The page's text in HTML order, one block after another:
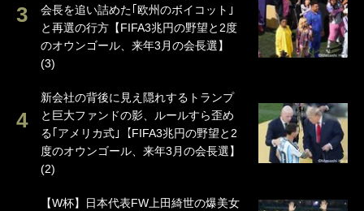
会長を追い詰めた｢欧州のボイコット｣
と再選の行方【FIFA3兆円の野望と2度
のオウンゴール、来年3月の会長選】
(3)
新会社の背後に見え隠れするトランプ
と巨大ファンドの影、ルールすら歪め
る｢アメリカ式｣【FIFA3兆円の野望と2
度のオウンゴール、来年3月の会長選】
(2)
【W杯】日本代表FW上田綺世の爆美女